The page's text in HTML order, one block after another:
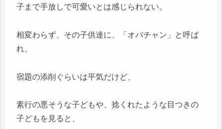
子まで手放しで可愛いとは感じられない。
相変わらず、その子供達に、「オバチャン」と呼ば
れ、
宿題の添削ぐらいは平気だけど、
素行の悪そうな子どもや、捻くれたような目つきの
子どもを見ると、